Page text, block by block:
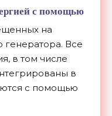
с помощью
на
генератора. Все
в том числе
в
с помощью